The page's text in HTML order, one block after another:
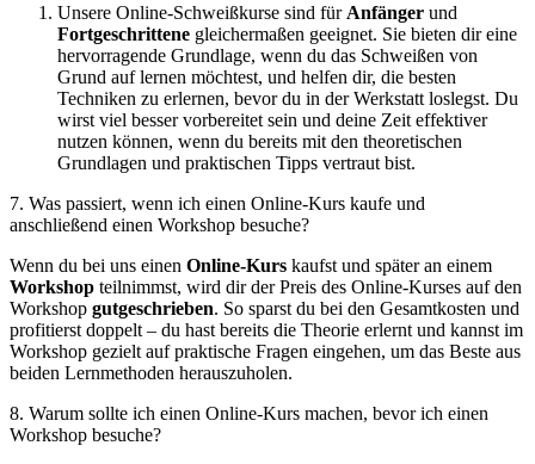
Unsere Online-Schweißkurse sind fürAnfänger und
Fortgeschrittene gleichermaßen geeignet. Sie bieten dir eine
hervorragende Grundlage, wenn du das Schweißen von
Grund auf lernen möchtest, und helfen dir, die besten
Techniken zu erlernen, bevor du in der Werkstatt loslegst. Du
wirst viel besser vorbereitet sein und deine Zeit effektiver
nutzen können, wenn du bereits mit den theoretischen
Grundlagen und praktischen Tipps vertraut bist.
7. Was passiert, wenn ich einen Online-Kurs kaufe und
anschließend einen Workshop besuche?
Wenn du bei uns einen Online-Kurs kaufst und später an einem
Workshop teilnimmst, wird dir der Preis des Online-Kurses auf den
Workshop gutgeschrieben. So sparst du bei den Gesamtkosten und
profitierst doppelt – du hast bereits die Theorie erlernt und kannst im
Workshop gezielt auf praktische Fragen eingehen, um das Beste aus
beiden Lernmethoden herauszuholen.
8. Warum sollte ich einen Online-Kurs machen, bevor ich einen
Workshop besuche?